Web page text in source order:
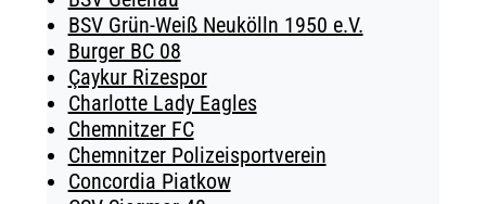
BSV Grün-Weiß Neukölln 1950 e.V.
Burger BC 08
Çaykur Rizespor
Charlotte Lady Eagles
Chemnitzer FC
Chemnitzer Polizeisportverein
Concordia Piatkow